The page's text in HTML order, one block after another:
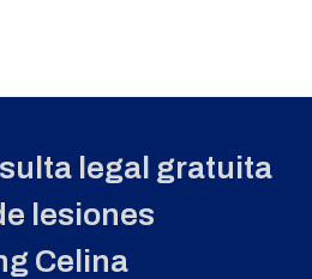
legal gratuita
lesiones
Celina